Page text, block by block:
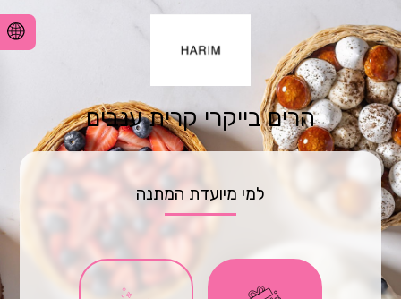
הרים בייקרי קרית ענבים
למי מיועדת המתנה